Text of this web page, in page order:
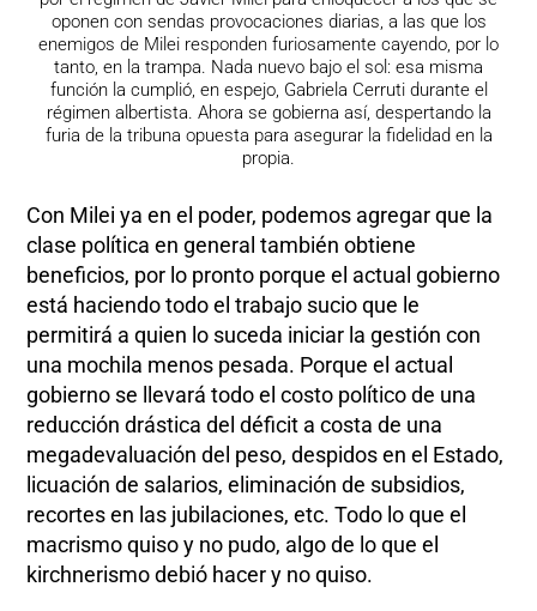
oponen con sendas provocaciones diarias, a las que los
enemigos de Milei responden furiosamente cayendo, por lo
tanto, en la trampa. Nada nuevo bajo el sol: esa misma
función la cumplió, en espejo, Gabriela Cerruti durante el
régimen albertista. Ahora se gobierna así, despertando la
furia de la tribuna opuesta para asegurar la fidelidad en la
propia.
Con Milei ya en el poder, podemos agregar que la
clase política en general también obtiene
beneficios, por lo pronto porque el actual gobierno
está haciendo todo el trabajo sucio que le
permitirá a quien lo suceda iniciar la gestión con
una mochila menos pesada. Porque el actual
gobierno se llevará todo el costo político de una
reducción drástica del déficit a costa de una
megadevaluación del peso, despidos en el Estado,
licuación de salarios, eliminación de subsidios,
recortes en las jubilaciones, etc. Todo lo que el
macrismo quiso y no pudo, algo de lo que el
kirchnerismo debió hacer y no quiso.